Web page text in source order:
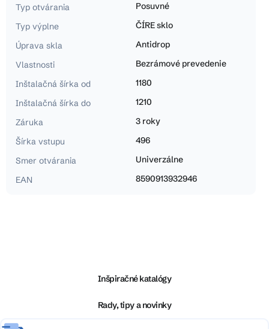
Typ otvárania
Posuvné
Typ výplne
ČÍRE sklo
Úprava skla
Antidrop
Vlastnosti
Bezrámové prevedenie
Inštalačná šírka od
1180
Inštalačná šírka do
1210
Záruka
3 roky
Šírka vstupu
496
Smer otvárania
Univerzálne
EAN
8590913932946
e
Inšpiračné katalógy
Rady, tipy a novinky